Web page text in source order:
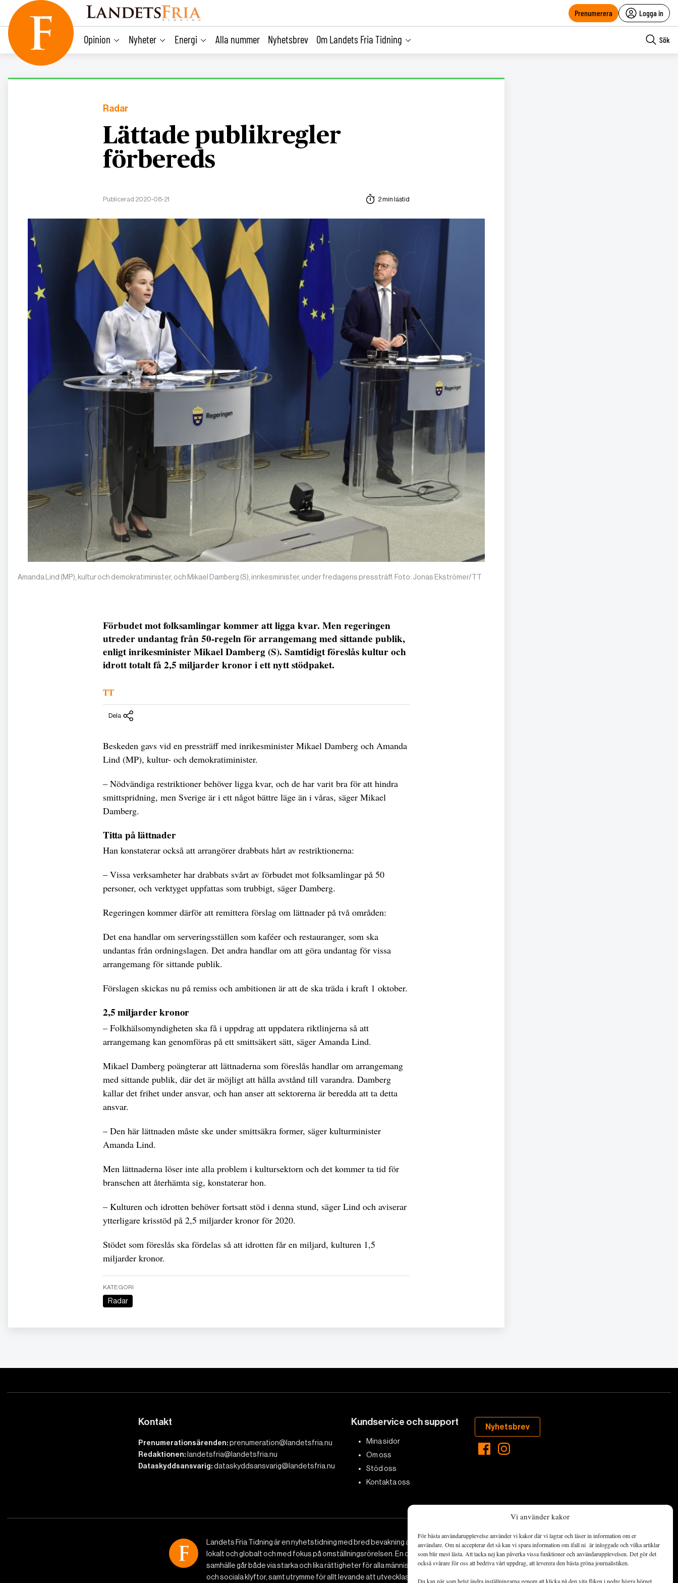
Vi använder kakor
För bästa användarupplevelse använder vi kakor där vi lagrar och läser in information om er
användare. Om ni accepterar det så kan vi spara information om ifall ni är inloggade och vilka artiklar
som blir mest lästa. Att tacka nej kan påverka vissa funktioner och användarupplevelsen. Det gör det
också svårare för oss att bedriva vårt uppdrag, att leverera den bästa gröna journalistiken.
Du kan när som helst ändra inställningarna genom att klicka på den vita fliken i nedre högra hörnet.
content
Prenumerera Logga in
Opinion Nyheter Energi Alla nummer Nyhetsbrev Om Landets Fria Tidning Sök
Radar
Lättade publikregler
förbereds
Publicerad 2020-08-21 2 min lästid
Amanda Lind (MP), kultur och demokratiminister, och Mikael Damberg (S), inrikesminister, under fredagens pressträff. Foto: Jonas Ekströmer/TT
Förbudet mot folksamlingar kommer att ligga kvar. Men regeringen
utreder undantag från 50-regeln för arrangemang med sittande publik,
enligt inrikesminister Mikael Damberg (S). Samtidigt föreslås kultur och
idrott totalt få 2,5 miljarder kronor i ett nytt stödpaket.
TT
Dela
Beskeden gavs vid en pressträff med inrikesminister Mikael Damberg och Amanda
Lind (MP), kultur- och demokratiminister.
– Nödvändiga restriktioner behöver ligga kvar, och de har varit bra för att hindra
smittspridning, men Sverige är i ett något bättre läge än i våras, säger Mikael
Damberg.
Titta på lättnader
Han konstaterar också att arrangörer drabbats hårt av restriktionerna:
– Vissa verksamheter har drabbats svårt av förbudet mot folksamlingar på 50
personer, och verktyget uppfattas som trubbigt, säger Damberg.
Regeringen kommer därför att remittera förslag om lättnader på två områden:
Det ena handlar om serveringsställen som kaféer och restauranger, som ska
undantas från ordningslagen. Det andra handlar om att göra undantag för vissa
arrangemang för sittande publik.
Förslagen skickas nu på remiss och ambitionen är att de ska träda i kraft 1 oktober.
2,5 miljarder kronor
– Folkhälsomyndigheten ska få i uppdrag att uppdatera riktlinjerna så att
arrangemang kan genomföras på ett smittsäkert sätt, säger Amanda Lind.
Mikael Damberg poängterar att lättnaderna som föreslås handlar om arrangemang
med sittande publik, där det är möjligt att hålla avstånd till varandra. Damberg
kallar det frihet under ansvar, och han anser att sektorerna är beredda att ta detta
ansvar.
– Den här lättnaden måste ske under smittsäkra former, säger kulturminister
Amanda Lind.
Men lättnaderna löser inte alla problem i kultursektorn och det kommer ta tid för
branschen att återhämta sig, konstaterar hon.
– Kulturen och idrotten behöver fortsatt stöd i denna stund, säger Lind och aviserar
ytterligare krisstöd på 2,5 miljarder kronor för 2020.
Stödet som föreslås ska fördelas så att idrotten får en miljard, kulturen 1,5
miljarder kronor.
KATEGORI
Radar
Kontakt
Prenumerationsärenden:prenumeration@landetsfria.nu
Redaktionen: landetsfria@landetsfria.nu
Dataskyddsansvarig:dataskyddsansvarig@landetsfria.nu
Kundservice och support
Mina sidor
Om oss
Stöd oss
Kontakta oss
Nyhetsbrev
Landets Fria Tidning är en nyhetstidning med bred bevakning av det viktigaste som händer
lokalt och globalt och med fokus på omställningsrörelsen. En omställning till ett hållbart
samhälle går både via starka och lika rättigheter för alla människor, minskade ekonomiska
och sociala klyftor, samt utrymme för allt levande att utvecklas och frodas.